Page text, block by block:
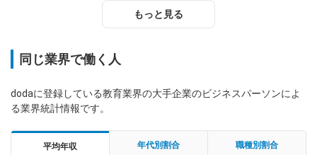
もっと見る
同じ業界で働く人
dodaに登録している教育業界の大手企業のビジネスパーソンによ
る業界統計情報です。
平均年収 年代別割合 職種別割合